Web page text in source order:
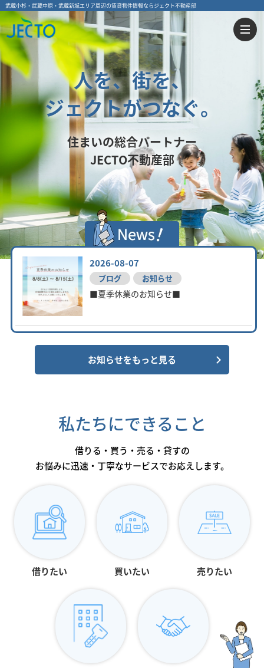
武蔵小杉・武蔵中原・武蔵新城エリア周辺の賃貸物件情報ならジェクト不動産部
人を、街を、
ジェクトがつなぐ。
住まいの総合パートナー
JECTO不動産部
お知らせをもっと見る
私たちにできること
借りる・買う・売る・貸すの
お悩みに迅速・丁寧なサービスでお応えします。
借りたい 買いたい 売りたい